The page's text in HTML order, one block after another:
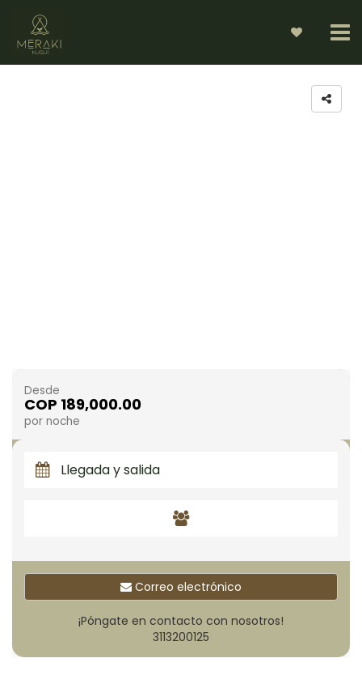
Desde
COP 189,000.00
por noche
Correo electrónico
¡Póngate en contacto con nosotros!
3113200125